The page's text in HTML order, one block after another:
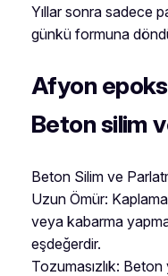
Yıllar sonra sadece
günkü formuna
Afyon
Beton silim
Beton Silim ve
Uzun Ömür:
veya kabarma
eşdeğerdir.
Tozumasızlık: